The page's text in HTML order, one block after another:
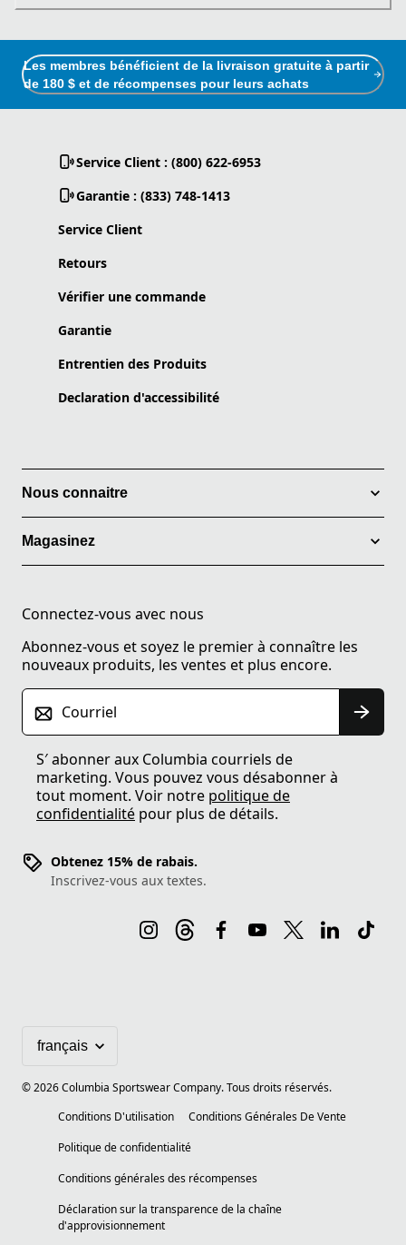
Les membres bénéficient de la livraison gratuite à partir
de 180 $ et de récompenses pour leurs achats
Service Client : (800) 622-6953
Garantie : (833) 748-1413
Service Client
Retours
Vérifier une commande
Garantie
Entrentien des Produits
Declaration d'accessibilité
Nous connaitre
Magasinez
Connectez-vous avec nous
Abonnez-vous et soyez le premier à connaître les
nouveaux produits, les ventes et plus encore.
Courriel
S′ abonner aux Columbia courriels de
marketing. Vous pouvez vous désabonner à
tout moment. Voir notre politique de
confidentialité pour plus de détails.
Obtenez 15% de rabais.
Inscrivez-vous aux textes.
©2026Columbia Sportswear Company. Tous droits réservés.
Conditions D'utilisation
Conditions Générales De Vente
Politique de confidentialité
Conditions générales des récompenses
Déclaration sur la transparence de la chaîne
d'approvisionnement